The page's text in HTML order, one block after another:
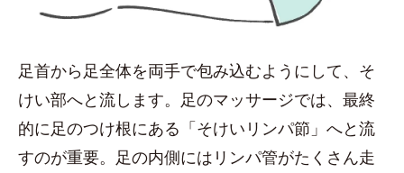
足首から足全体を両手で包み込むようにして、そ
けい部へと流します。足のマッサージでは、最終
的に足のつけ根にある「そけいリンパ節」へと流
すのが重要。足の内側にはリンパ管がたくさん走